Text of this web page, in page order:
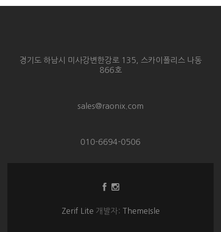
경기도 하남시 미사강변한강로 135, 스카이폴리스 나동
866호
sales@raonix.com
010-6694-0506
Facebook
크
Instagram
크
Zerif Lite 개발자: ThemeIsle